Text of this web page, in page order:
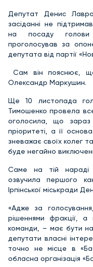
Депутат Денис
засіданні не
на посаду голови
проголосував за
депутата від партії
Сам він пояснює, що
Олександр Маркушин.
Ще 10 листопада
Тимошенко провела
оголосила, що
пріоритеті, а її
зневажає своїх колег
буде негайно
Саме на тій нараді
озвучила першого
Ірпінської міськради
«Адже за
рішеннями фракції, а
команди, – має бути
депутати власні
точно не місце в
обласна організація